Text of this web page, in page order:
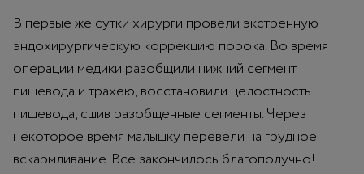
В первые же сутки хирурги провели экстренную
эндохирургическую коррекцию порока. Во время
операции медики разобщили нижний сегмент
пищевода и трахею, восстановили целостность
пищевода, сшив разобщенные сегменты. Через
некоторое время малышку перевели на грудное
вскармливание. Все закончилось благополучно!